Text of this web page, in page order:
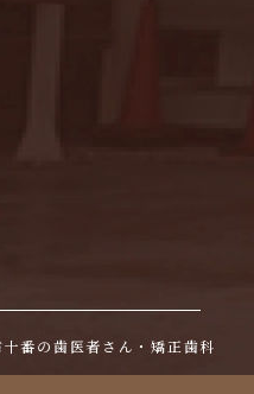
番の歯医者さん・矯正歯科